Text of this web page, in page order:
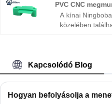
rendelkezik.
fékrendszerek,
és a különféle
PVC CNC
A kínai
közelében
és függőleges
útválasztót a
teljes gyártási
Kapcsolódó Blog
Hogyan befolyásolja a